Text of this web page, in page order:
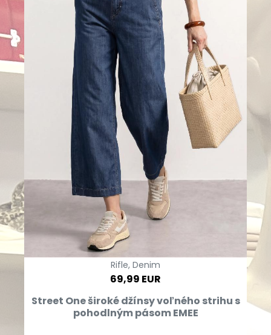
Rifle, Denim
69,99 EUR
Street One široké džínsy voľného strihu s
pohodlným pásom EMEE